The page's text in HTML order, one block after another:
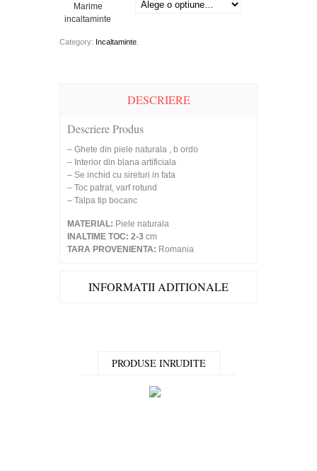
Marime
incaltaminte
Category: Incaltaminte
DESCRIERE
Descriere Produs
– Ghete din piele naturala , b ordo
– Interior din blana artificiala
– Se inchid cu sireturi in fata
– Toc patrat, varf rotund
– Talpa tip bocanc
MATERIAL: Piele naturala
INALTIME TOC: 2-3 cm
TARA PROVENIENTA: Romania
INFORMATII ADITIONALE
PRODUSE INRUDITE